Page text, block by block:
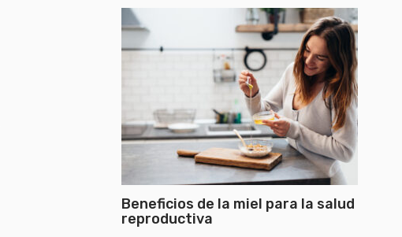
Beneficios de la miel para la salud
reproductiva